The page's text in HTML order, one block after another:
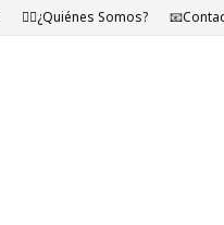
🤷‍♂️¿Quiénes Somos?